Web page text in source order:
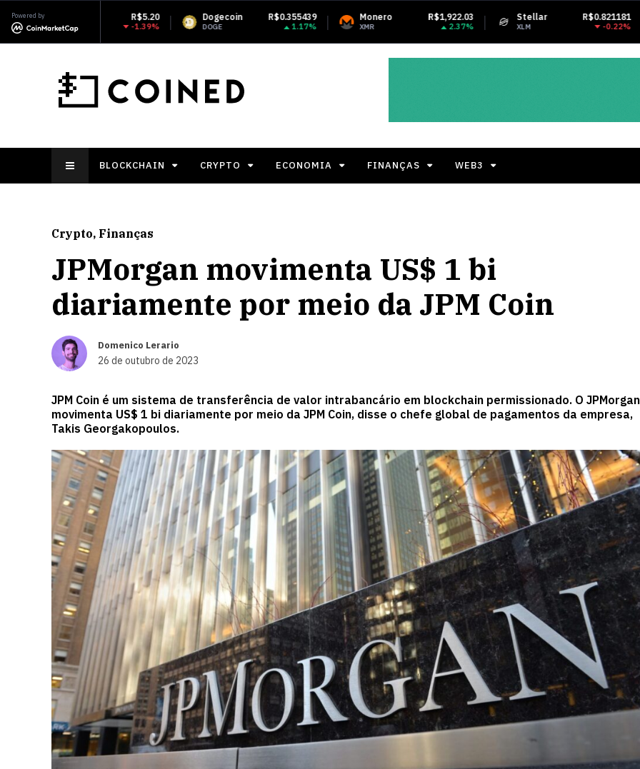
Powered by
-1.39%
Dogecoin R$0.355439
DOGE 1.17%
Monero R$1,922.03
XMR 2.37%
Stellar R$0.821181
XLM -0.22%
Tether
USDT
BLOCKCHAIN CRYPTO ECONOMIA FINANÇAS WEB3
Crypto, Finanças
JPMorgan movimenta US$ 1 bi
diariamente por meio da JPM Coin
Domenico Lerario
26 de outubro de 2023
JPM Coin é um sistema de transferência de valor intrabancário em blockchain permissionado. O JPMorgan
movimenta US$ 1 bi diariamente por meio da JPM Coin, disse o chefe global de pagamentos da empresa,
Takis Georgakopoulos.